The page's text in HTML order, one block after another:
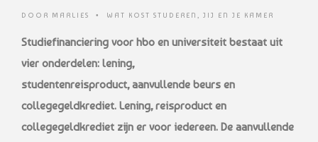
DOOR MARLIES • WAT KOST STUDEREN , JIJ EN JE KAMER
Studiefinanciering voor hbo en universiteit bestaat uit
vier onderdelen: lening,
studentenreisproduct,aanvullende beurs en
collegegeldkrediet. Lening, reisproduct en
collegegeldkrediet zijn er voor iedereen. De aanvullende